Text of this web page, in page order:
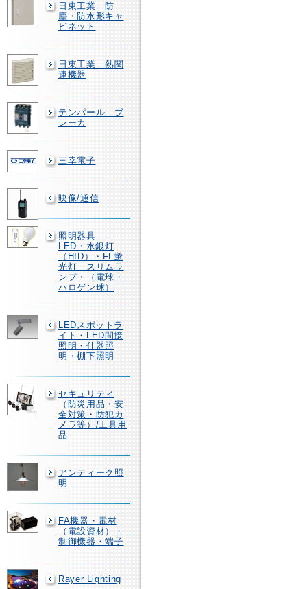
日東工業 防
塵・防水形キャ
ビネット
日東工業 熱関
連機器
テンパール ブ
レーカ
三幸電子
映像/通信
照明器具
LED・水銀灯
（HID）・FL蛍
光灯 スリムラ
ンプ・（電球・
ハロゲン球）
LEDスポットラ
イト・LED間接
照明・什器照
明・棚下照明
セキュリティ
（防災用品・安
全対策・防犯カ
メラ等）/工具用
品
アンティーク照
明
FA機器・電材
（電設資材）・
制御機器・端子
Rayer Lighting